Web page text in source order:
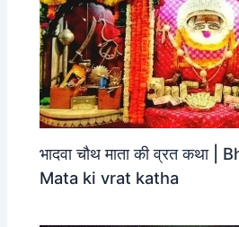
भादवा चौथ माता की व्रत कथा
Mata ki vrat katha